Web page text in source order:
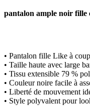
pantalon ample noir fille
• Pantalon fille Like à
• Taille haute avec large
• Tissu extensible 79 %
• Couleur noire facile à
• Liberté de mouvement
• Style polyvalent pour